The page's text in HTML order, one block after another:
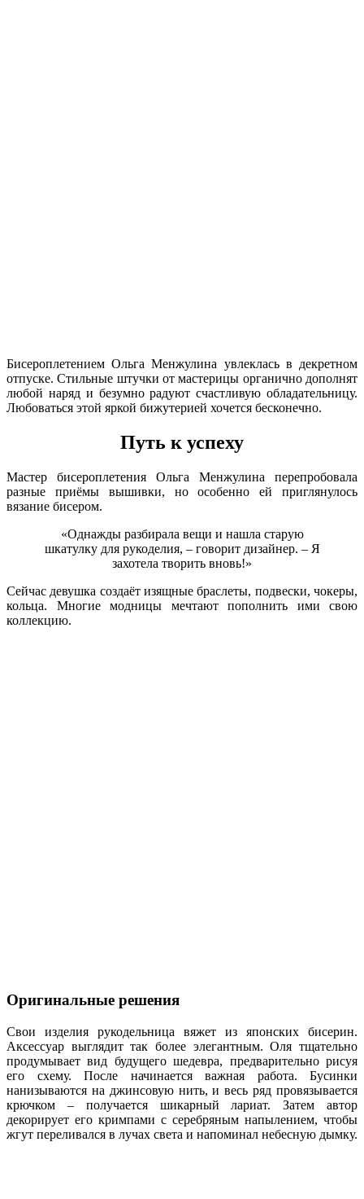
Бисероплетением Ольга Менжулина увлеклась в декретном
отпуске. Стильные штучки от мастерицы органично дополнят
любой наряд и безумно радуют счастливую обладательницу.
Любоваться этой яркой бижутерией хочется бесконечно.
Путь к успеху
Мастер бисероплетения Ольга Менжулина перепробовала
разные приёмы вышивки, но особенно ей приглянулось
вязание бисером.
«Однажды разбирала вещи и нашла старую
шкатулку для рукоделия, – говорит дизайнер. – Я
захотела творить вновь!»
Сейчас девушка создаёт изящные браслеты, подвески, чокеры,
кольца. Многие модницы мечтают пополнить ими свою
коллекцию.
Оригинальные решения
Свои изделия рукодельница вяжет из японских бисерин.
Аксессуар выглядит так более элегантным. Оля тщательно
продумывает вид будущего шедевра, предварительно рисуя
его схему. После начинается важная работа. Бусинки
нанизываются на джинсовую нить, и весь ряд провязывается
крючком – получается шикарный лариат. Затем автор
декорирует его кримпами с серебряным напылением, чтобы
жгут переливался в лучах света и напоминал небесную дымку.